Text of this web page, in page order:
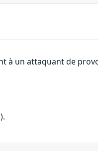
à un attaquant de